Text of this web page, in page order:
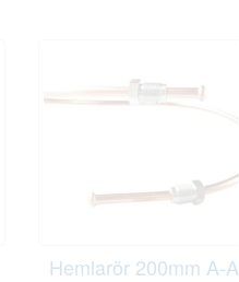
Hemlarör 200mm A-A